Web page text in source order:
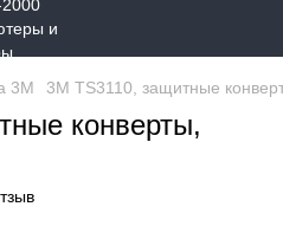
3M 3M TS3110, защитные
конверты,